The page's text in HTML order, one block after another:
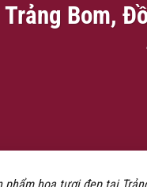
Bom,